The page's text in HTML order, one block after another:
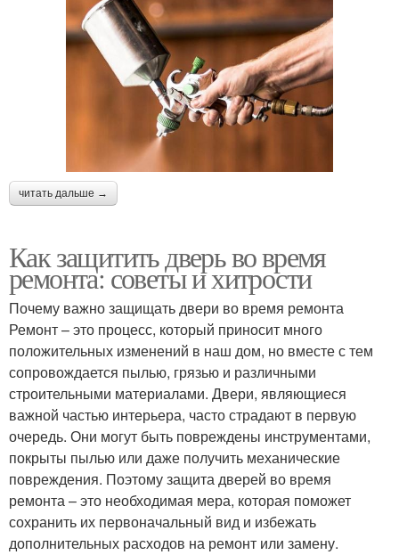
читать дальше →
Как защитить дверь во время
ремонта: советы и хитрости
Почему важно защищать двери во время ремонта
Ремонт – это процесс, который приносит много
положительных изменений в наш дом, но вместе с тем
сопровождается пылью, грязью и различными
строительными материалами. Двери, являющиеся
важной частью интерьера, часто страдают в первую
очередь. Они могут быть повреждены инструментами,
покрыты пылью или даже получить механические
повреждения. Поэтому защита дверей во время
ремонта – это необходимая мера, которая поможет
сохранить их первоначальный вид и избежать
дополнительных расходов на ремонт или замену.